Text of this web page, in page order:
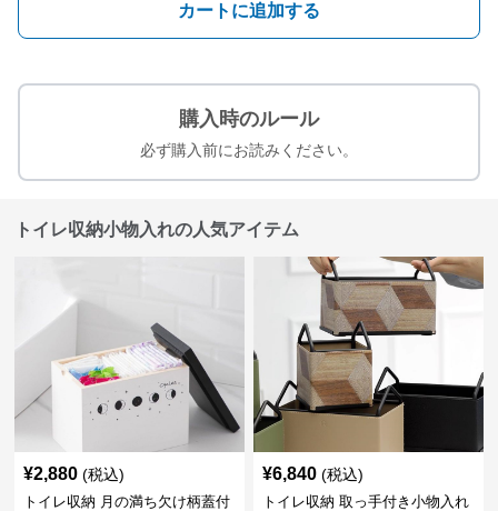
カートに追加する
購入時のルール
必ず購入前にお読みください。
トイレ収納小物入れの人気アイテム
¥2,880 (税込)
トイレ収納 月の満ち欠け柄蓋付
¥6,840 (税込)
トイレ収納 取っ手付き小物入れ